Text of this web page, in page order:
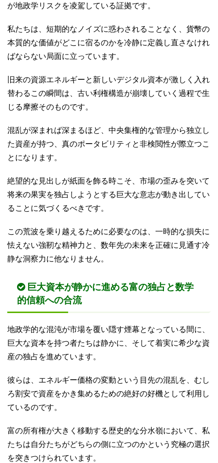
が地政学リスクを凌駕している証拠です。
私たちは、短期的なノイズに惑わされることなく、貨幣の
本質的な価値がどこに宿るのかを冷静に定義し直さなけれ
ばならない局面に立っています。
旧来の資源エネルギーと新しいデジタル資本が激しく入れ
替わるこの瞬間は、古い利権構造が崩壊していく過程で生
じる摩擦そのものです。
混乱が深まれば深まるほど、中央集権的な管理から独立し
た資産が持つ、真のポータビリティと非検閲性が際立つこ
とになります。
絶望的な見出しが紙面を飾る時こそ、市場の歪みを突いて
将来の果実を独占しようとする巨大な意志が動き出してい
ることに気づくるべきです。
この荒波を乗り越えるために必要なのは、一時的な損失に
怯えない強靭な精神力と、数年先の未来を正確に見通す冷
静な洞察力に他なりません。
巨大資本が静かに進める富の独占と数学
的信頼への合流
地政学的な混沌が市場を覆い隠す煙幕となっている間に、
巨大な資本を持つ者たちは静かに、そして着実に希少な資
産の独占を進めています。
彼らは、エネルギー価格の変動という目先の混乱を、むし
ろ割安で資産をかき集めるための絶好の好機として利用し
ているのです。
富の所有権が大きく移動する歴史的な分水嶺において、私
たちは自分たちがどちらの側に立つのかという究極の選択
を突きつけられています。